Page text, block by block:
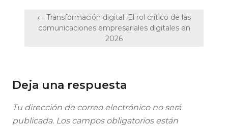
Navegación
← Transformación digital: El rol crítico de las
comunicaciones empresariales digitales en
2026
Deja una respuesta
Tu dirección de correo electrónico no será
publicada. Los campos obligatorios están